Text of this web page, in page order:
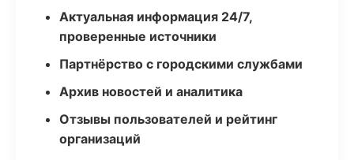
Актуальная информация 24/7,
проверенные источники
Партнёрство с городскими службами
Архив новостей и аналитика
Отзывы пользователей и рейтинг
организаций